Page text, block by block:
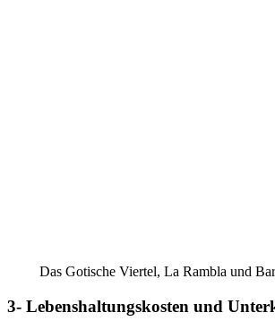
Das Gotische Viertel, La Rambla und
3- Lebenshaltungskosten und